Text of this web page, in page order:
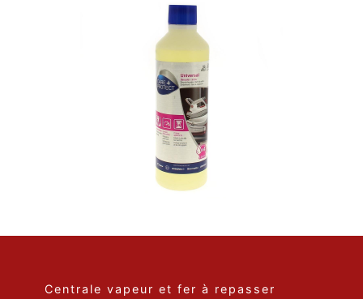
Centrale vapeur et fer à repasser